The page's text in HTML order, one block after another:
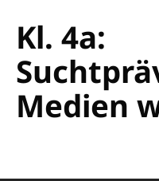
Kl. 4a:
Medien